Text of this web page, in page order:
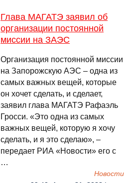
Глава МАГАТЭ заявил об
организации постоянной
миссии на ЗАЭС
Организация постоянной миссии
на Запорожскую АЭС – одна из
самых важных вещей, которые
он хочет сделать, и сделает,
заявил глава МАГАТЭ Рафаэль
Гросси. «Это одна из самых
важных вещей, которую я хочу
сделать, и я это сделаю», –
передает РИА «Новости» его с
…
Новости